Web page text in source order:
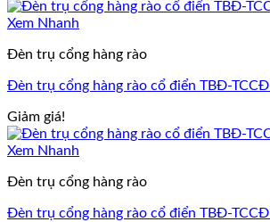
Xem Nhanh
Đèn trụ cổng hàng rào
Đèn trụ cổng hàng rào cổ điển TBĐ-
Giảm giá!
Xem Nhanh
Đèn trụ cổng hàng rào
Đèn trụ cổng hàng rào cổ điển TBĐ-